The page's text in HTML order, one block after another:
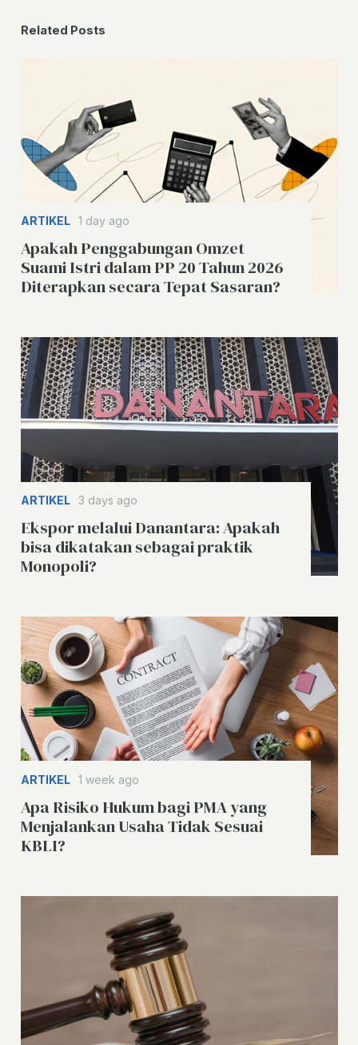
Related Posts
ARTIKEL 1 day ago
Apakah Penggabungan Omzet
Suami Istri dalam PP 20 Tahun 2026
Diterapkan secara Tepat Sasaran?
ARTIKEL 3 days ago
Ekspor melalui Danantara: Apakah
bisa dikatakan sebagai praktik
Monopoli?
ARTIKEL 1 week ago
Apa Risiko Hukum bagi PMA yang
Menjalankan Usaha Tidak Sesuai
KBLI?